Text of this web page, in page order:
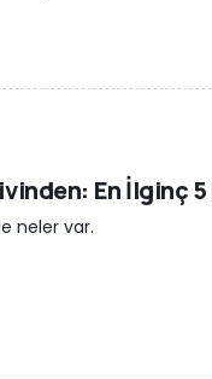
En İlginç 5
neler var.